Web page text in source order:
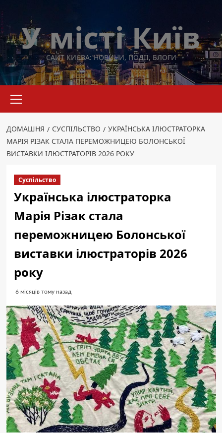
до
вмістуУ місті Київ
САЙТ КИЄВА: НОВИНИ, ПОДІЇ, БЛОГИ
меню
ДОМАШНЯ СУСПІЛЬСТВО
УКРАЇНСЬКА ІЛЮСТРАТОРКА
МАРІЯ РІЗАК СТАЛА ПЕРЕМОЖНИЦЕЮ БОЛОНСЬКОЇ
ВИСТАВКИ ІЛЮСТРАТОРІВ 2026 РОКУ
Суспільство
Українська ілюстраторка
Марія Різак стала
переможницею Болонської
виставки ілюстраторів 2026
року
6 місяців тому назад